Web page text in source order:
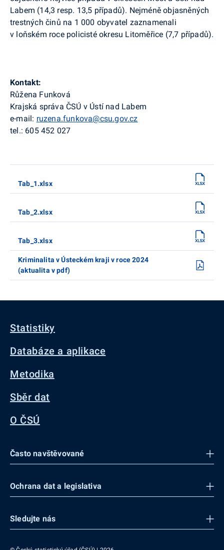
Labem (14,3 resp. 13,5 případů). Nejméně objasněných
trestných činů na 1 000 obyvatel zaznamenali
v loňském roce policisté okresu Litoměřice (7,7 případů).
Kontakt:
Růžena Funková
Krajská správa ČSÚ v Ústí nad Labem
e-mail: ruzena.funkova@csu.gov.cz
tel.: 605 452 027
Tab_1.xlsx
Tab_2.xlsx
Tab_3.xlsx
Kriminalita v Ústeckém kraji v roce 2024
(aktualita v pdf)
Statistiky
Databáze a aplikace
Metodika
Sběr dat
O ČSÚ
Často navštěvované
Ochrana dat a legislativa
Sledujte nás